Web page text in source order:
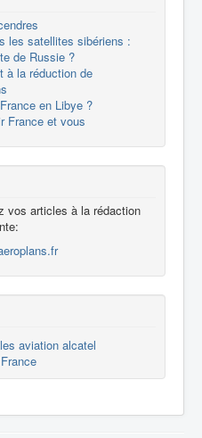
les satellites sibériens :
de Russie ?
à la réduction de
en Libye ?
France et vous
vos articles à la rédaction
aviation alcatel